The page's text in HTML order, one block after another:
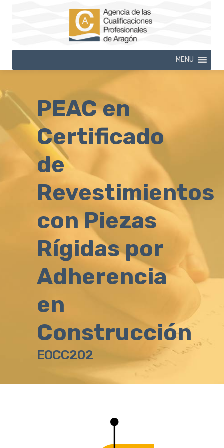
MENU
PEAC en
Certificado
de
Revestimientos
con Piezas
Rígidas por
Adherencia
en
Construcción
EOCC202